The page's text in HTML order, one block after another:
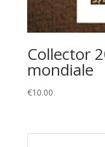
Collector
mondiale
€10.00